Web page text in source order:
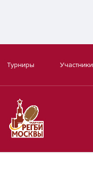
Турниры Участники